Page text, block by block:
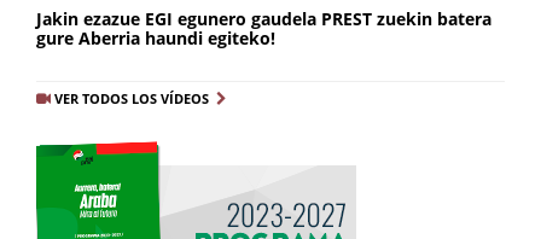
Jakin ezazue EGI egunero gaudela PREST zuekin batera
gure Aberria haundi egiteko!
VER TODOS LOS VÍDEOS